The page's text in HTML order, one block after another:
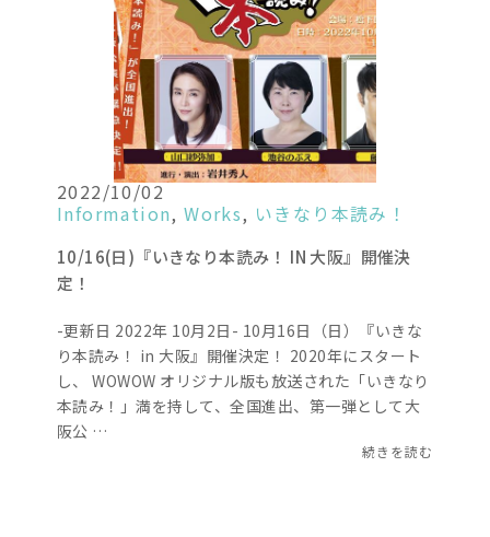
2022/10/02
Information,Works, いきなり本読み！
10/16(日)『いきなり本読み！ IN 大阪』開催決
定！
-更新日 2022年 10月2日- 10月16日（日）『いきな
り本読み！ in 大阪』開催決定！ 2020年にスタート
し、 WOWOW オリジナル版も放送された「いきなり
本読み！」満を持して、全国進出、第⼀弾として⼤
阪公 …
続きを読む